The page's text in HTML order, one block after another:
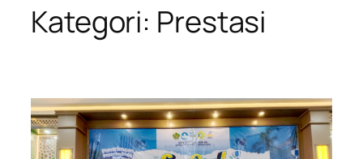
Kategori: Prestasi